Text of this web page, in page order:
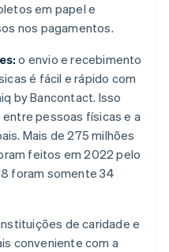
em papel e
nos pagamentos.
o envio e recebimento
é fácil e rápido com
by Bancontact. Isso
pessoas físicas e a
Mais de 275 milhões
feitos em 2022 pelo
foram somente 34
de caridade e
conveniente com a